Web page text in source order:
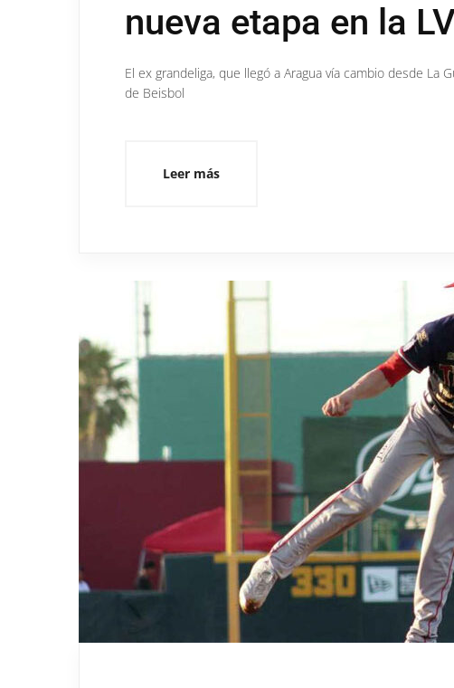
nueva etapa en la
El ex grandeliga, que llegó a Aragua vía cambio desde La
de Beisbol
Leer más